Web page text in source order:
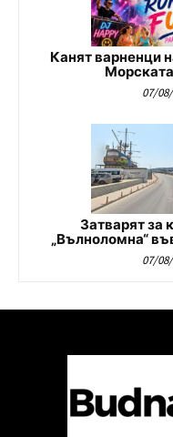
Канят варненци
07/
Затварят за
„Вълноломна“
07/